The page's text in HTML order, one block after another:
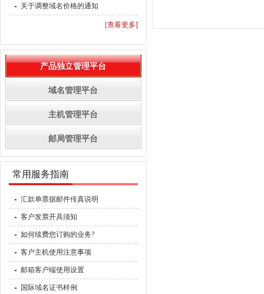
关于调整域名价格的通知
[查看更多]
产品独立管理平台
域名管理平台
主机管理平台
邮局管理平台
常用服务指南
汇款单票据邮件传真说明
客户发票开具须知
如何续费您订购的业务?
客户主机使用注意事项
邮箱客户端使用设置
国际域名证书样例